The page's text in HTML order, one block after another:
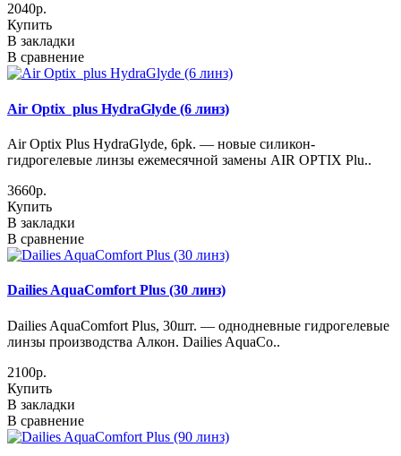
2040р.
Купить
В закладки
В сравнение
Air Optix plus HydraGlyde (6 линз)
Air Optix Plus HydraGlyde, 6pk. — новые силикон-
гидрогелевые линзы ежемесячной замены AIR OPTIX Plu..
3660р.
Купить
В закладки
В сравнение
Dailies AquaComfort Plus (30 линз)
Dailies AquaComfort Plus, 30шт. — однодневные гидрогелевые
линзы производства Алкон. Dailies AquaCo..
2100р.
Купить
В закладки
В сравнение